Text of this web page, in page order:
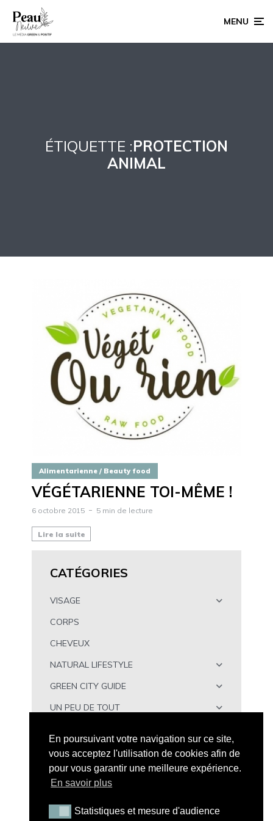
MENU
ÉTIQUETTE :PROTECTION
ANIMAL
Alimentarienne / Beauty food
VÉGÉTARIENNE TOI-MÊME !
6 octobre 2015 5 min de lecture
Lire la suite
CATÉGORIES
VISAGE
CORPS
CHEVEUX
NATURAL LIFESTYLE
GREEN CITY GUIDE
UN PEU DE TOUT
En poursuivant votre navigation sur ce site,
vous acceptez l'utilisation de cookies afin de
pour vous garantir une meilleure expérience.
En savoir plus
Statistiques et mesure d'audience
Statistiques et mesure d'audience